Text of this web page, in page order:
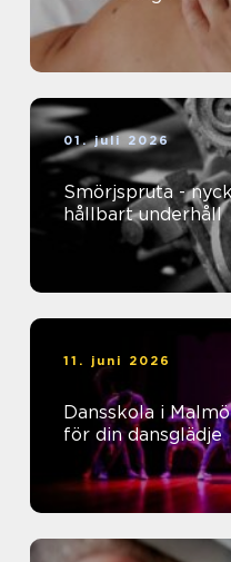
01. juli 2026
Smörjspruta -
hållbart underhåll
11. juni 2026
Dansskola i
för din dansglädje